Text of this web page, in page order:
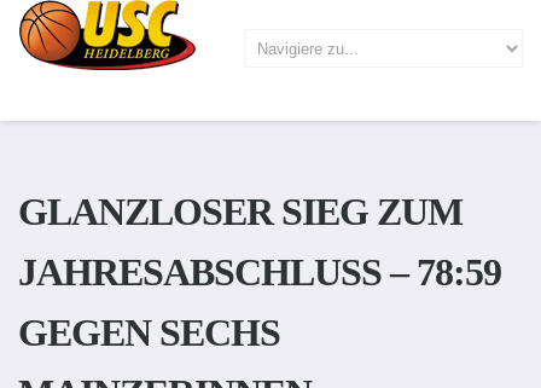
GLANZLOSER SIEG ZUM
JAHRESABSCHLUSS – 78:59
GEGEN SECHS